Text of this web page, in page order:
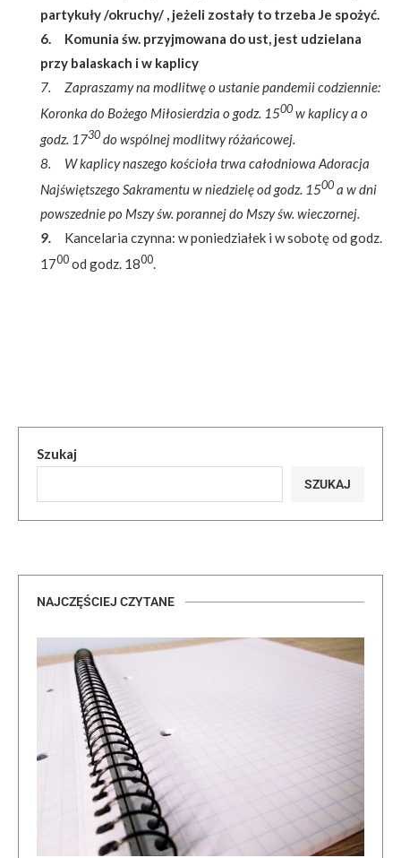
partykuły /okruchy/ , jeżeli zostały to trzeba Je spożyć.
6. Komunia św. przyjmowana do ust, jest udzielana
przy balaskach i w kaplicy
7. Zapraszamy na modlitwę o ustanie pandemii codziennie:
Koronka do Bożego Miłosierdzia o godz. 1500 w kaplicy a o
godz. 1730 do wspólnej modlitwy różańcowej.
8. W kaplicy naszego kościoła trwa całodniowa Adoracja
Najświętszego Sakramentu w niedzielę od godz. 1500 a w dni
powszednie po Mszy św. porannej do Mszy św. wieczornej.
9. Kancelaria czynna: w poniedziałek i w sobotę od godz.
1700 od godz. 1800.
Szukaj
SZUKAJ
NAJCZĘŚCIEJ CZYTANE